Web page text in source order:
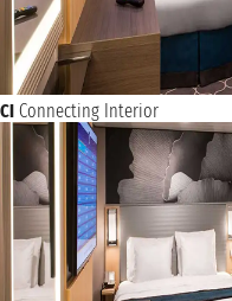
CI Connecting Interior